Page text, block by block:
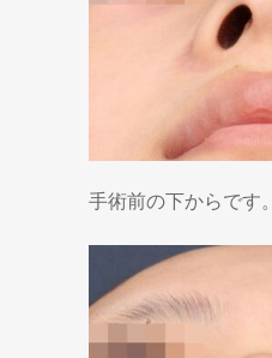
手術前の下からです。